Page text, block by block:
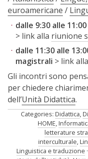
euroamericane /
dalle 9:30 alle 11:00
> link alla riunione
dalle 11:30 alle
magistrali > link alla
Gli incontri sono
per chiedere
dell’Unità Didattica.
Categories: Didattica,
HOME,
letterature
interculturale,
Linguistica e traduzione